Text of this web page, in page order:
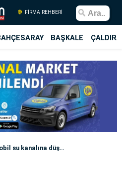
FİRMA REHBERİ
BAŞKALE
kanalına düştü: 1 yaralı